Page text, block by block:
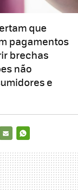
que
pagamentos
brechas
não
e
MAIL